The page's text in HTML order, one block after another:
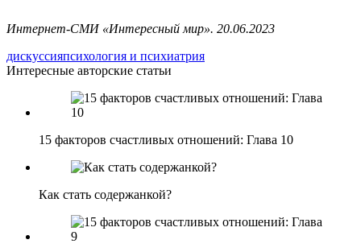
Интернет-СМИ «Интересный мир». 20.06.2023
дискуссияпсихология и психиатрия
Интересные авторские статьи
15 факторов счастливых отношений: Глава 10
Как стать содержанкой?